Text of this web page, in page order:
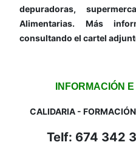
depuradoras,
Alimentarias. Más
consultando el cartel
INFORMACIÓN
CALIDARIA -
Telf: 674 342